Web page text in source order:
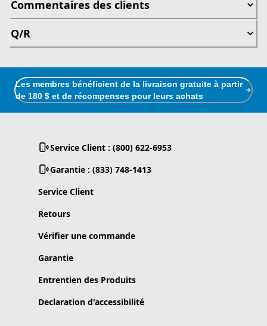
Commentaires des clients
Q/R
Les membres bénéficient de la livraison gratuite à partir
de 180 $ et de récompenses pour leurs achats
Service Client : (800) 622-6953
Garantie : (833) 748-1413
Service Client
Retours
Vérifier une commande
Garantie
Entrentien des Produits
Declaration d'accessibilité